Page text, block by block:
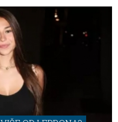
Telekom Srbija, NALED,